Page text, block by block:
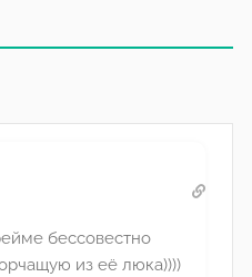
бессовестно
из её люка))))